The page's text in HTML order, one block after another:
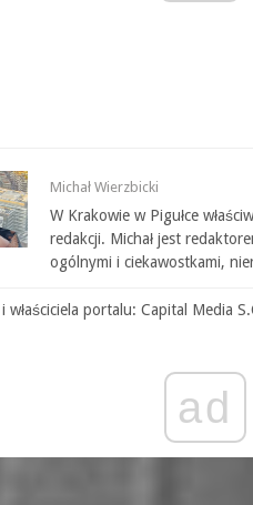
Michał Wierzbicki
W Krakowie w Pigułce
redakcji. Michał jest
ogólnymi i ciekawostkami,
właściciela portalu: Capital Media
ad